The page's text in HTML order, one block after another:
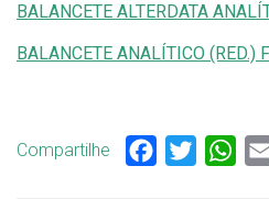
BALANCETE ALTERDATA
BALANCETE ANALÍTICO (RED.)
Compartilhe Facebook
Twitter